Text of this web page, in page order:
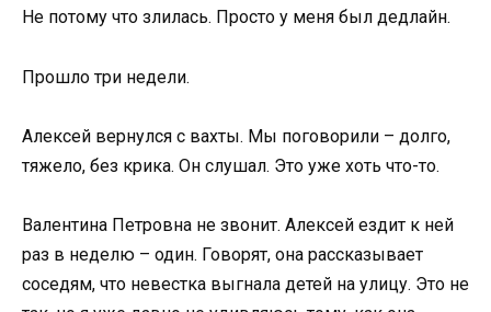
Не потому что злилась. Просто у меня был дедлайн.
Прошло три недели.
Алексей вернулся с вахты. Мы поговорили – долго,
тяжело, без крика. Он слушал. Это уже хоть что-то.
Валентина Петровна не звонит. Алексей ездит к ней
раз в неделю – один. Говорят, она рассказывает
соседям, что невестка выгнала детей на улицу. Это не